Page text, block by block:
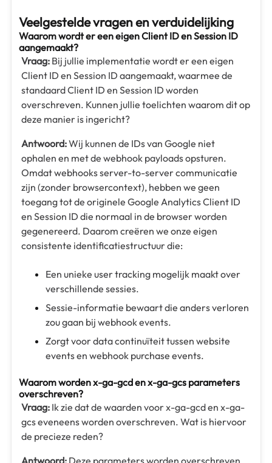
Veelgestelde vragen en verduidelijking
Waarom wordt er een eigen Client ID en Session ID
aangemaakt?
Vraag: Bij jullie implementatie wordt er een eigen
Client ID en Session ID aangemaakt, waarmee de
standaard Client ID en Session ID worden
overschreven. Kunnen jullie toelichten waarom dit op
deze manier is ingericht?
Antwoord:Wij kunnen de IDs van Google niet
ophalen en met de webhook payloads opsturen.
Omdat webhooks server-to-server communicatie
zijn (zonder browsercontext), hebben we geen
toegang tot de originele Google Analytics Client ID
en Session ID die normaal in de browser worden
gegenereerd. Daarom creëren we onze eigen
consistente identificatiestructuur die:
Een unieke user tracking mogelijk maakt over
verschillende sessies.
Sessie-informatie bewaart die anders verloren
zou gaan bij webhook events.
Zorgt voor data continuïteit tussen website
events en webhook purchase events.
Waarom worden x-ga-gcd en x-ga-gcs parameters
overschreven?
Vraag: Ik zie dat de waarden voor x-ga-gcd en x-ga-
gcs eveneens worden overschreven. Wat is hiervoor
de precieze reden?